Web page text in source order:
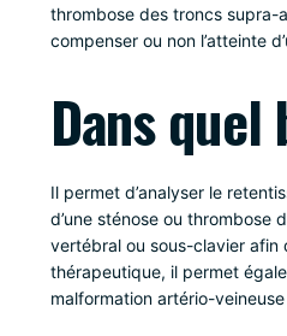
thrombose des troncs supra-
compenser ou non l’atteinte
Dans quel
Il permet d’analyser le
d’une sténose ou thrombose
vertébral ou sous-clavier afin
thérapeutique, il permet
malformation artério-